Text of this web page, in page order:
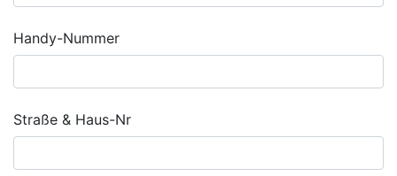
Handy-Nummer
Straße & Haus-Nr